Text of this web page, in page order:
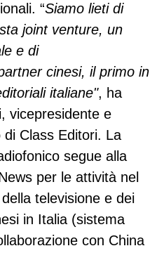
“Siamo lieti di
joint venture, un
e di
cinesi, il primo in
italiane", ha
vicepresidente e
Class Editori. La
segue alla
per le attività nel
televisione e dei
in Italia (sistema
con China